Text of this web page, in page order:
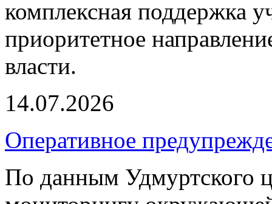
комплексная поддержка
приоритетное
власти.
14.07.2026
Оперативное
По данным Удмуртского